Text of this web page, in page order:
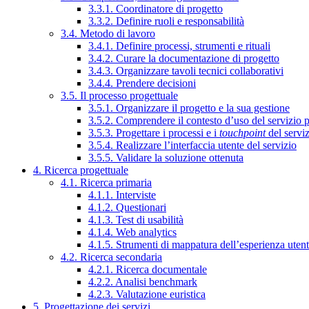
3.3.1. Coordinatore di progetto
3.3.2. Definire ruoli e responsabilità
3.4. Metodo di lavoro
3.4.1. Definire processi, strumenti e rituali
3.4.2. Curare la documentazione di progetto
3.4.3. Organizzare tavoli tecnici collaborativi
3.4.4. Prendere decisioni
3.5. Il processo progettuale
3.5.1. Organizzare il progetto e la sua gestione
3.5.2. Comprendere il contesto d’uso del servizio
3.5.3. Progettare i processi e i touchpointdel
3.5.4. Realizzare l’interfaccia utente del servizio
3.5.5. Validare la soluzione ottenuta
4. Ricerca progettuale
4.1. Ricerca primaria
4.1.1. Interviste
4.1.2. Questionari
4.1.3. Test di usabilità
4.1.4. Web analytics
4.1.5. Strumenti di mappatura dell’esperienza
4.2. Ricerca secondaria
4.2.1. Ricerca documentale
4.2.2. Analisi benchmark
4.2.3. Valutazione euristica
5. Progettazione dei servizi